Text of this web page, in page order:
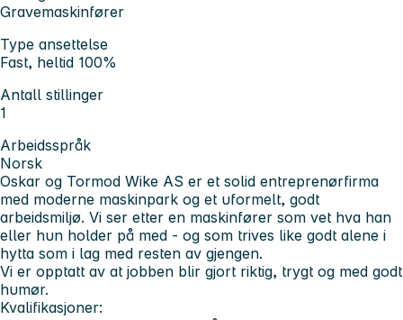
Gravemaskinfører
Type ansettelse
Fast, heltid 100%
Antall stillinger
1
Arbeidsspråk
Norsk
Oskar og Tormod Wike AS er et solid entreprenørfirma
med moderne maskinpark og et uformelt, godt
arbeidsmiljø. Vi ser etter en maskinfører som vet hva han
eller hun holder på med - og som trives like godt alene i
hytta som i lag med resten av gjengen.
Vi er opptatt av at jobben blir gjort riktig, trygt og med godt
humør.
Kvalifikasjoner: